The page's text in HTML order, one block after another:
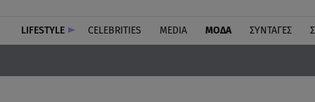
LIFESTYLE CELEBRITIES MEDIA ΜΟΔΑ ΣΥΝΤΑΓΕΣ